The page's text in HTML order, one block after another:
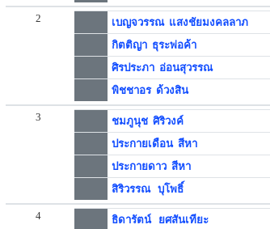
2
เบญจวรรณ แสงชัยมงคลลาภ
กิตติญา ธุระพ่อค้า
ศิรประภา อ่อนสุวรรณ
พิชชาอร ด้วงสิน
3
ชมภูนุช ศิริวงค์
ประกายเดือน สีหา
ประกายดาว สีหา
สิริวรรณ บุโพธิ์
4
ธิดารัตน์ ยศสันเทียะ